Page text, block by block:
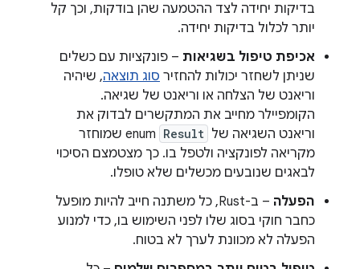
בדיקות יחידה לצד ההטמעה שהן בודקות, וכך קל
יותר לכלול בדיקות יחידה.
אכיפת טיפול בשגיאות – פונקציות עם כשלים
שניתן לשחזר יכולות להחזיר סוג תוצאה, שיהיה
וריאנט של הצלחה או וריאנט של שגיאה.
הקומפיילר מחייב את המתקשרים לבדוק את
וריאנט השגיאה של Result
enum שמוחזר
מקריאה לפונקציה ולטפל בו. כך מצטמצם הסיכוי
לבאגים שנובעים מכשלים שלא טופלו.
הפעלה
– ב-Rust, כל משתנה חייב להיות מופעל
כחבר חוקי בסוג שלו לפני השימוש בו, כדי למנוע
הפעלה לא מכוונת לערך לא בטוח.